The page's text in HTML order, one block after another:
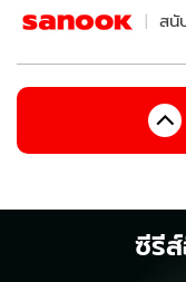
สนั
ซีรี